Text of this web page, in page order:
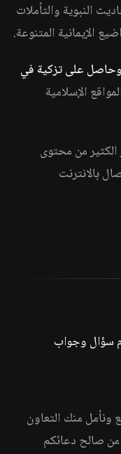
النبوية والتأملات
الإيمانية المتنوعة.
وحاصل على تزكية في
الإسلامية
الكثير من محتوى
بالانترنت
سؤال وجواب
ونأمل منك التعاون
من صالح دعائكم